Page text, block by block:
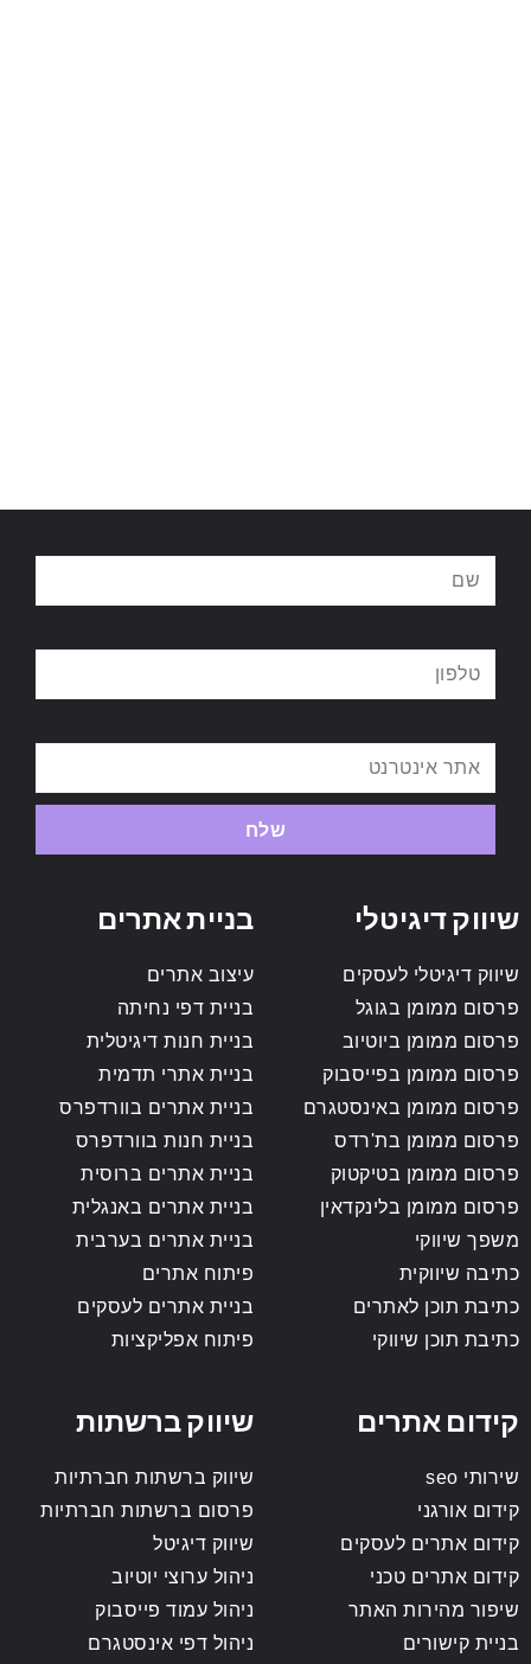
שלח
שיווק דיגיטלי
שיווק דיגיטלי לעסקים
פרסום ממומן בגוגל
פרסום ממומן ביוטיוב
פרסום ממומן בפייסבוק
פרסום ממומן באינסטגרם
פרסום ממומן בת'רדס
פרסום ממומן בטיקטוק
פרסום ממומן בלינקדאין
משפך שיווקי
כתיבה שיווקית
כתיבת תוכן לאתרים
כתיבת תוכן שיווקי
בניית אתרים
עיצוב אתרים
בניית דפי נחיתה
בניית חנות דיגיטלית
בניית אתרי תדמית
בניית אתרים בוורדפרס
בניית חנות בוורדפרס
בניית אתרים ברוסית
בניית אתרים באנגלית
בניית אתרים בערבית
פיתוח אתרים
בניית אתרים לעסקים
פיתוח אפליקציות
קידום אתרים
שירותי seo
קידום אורגני
קידום אתרים לעסקים
קידום אתרים טכני
שיפור מהירות האתר
בניית קישורים
שיווק ברשתות
שיווק ברשתות חברתיות
פרסום ברשתות חברתיות
שיווק דיגיטל
ניהול ערוצי יוטיוב
ניהול עמוד פייסבוק
ניהול דפי אינסטגרם